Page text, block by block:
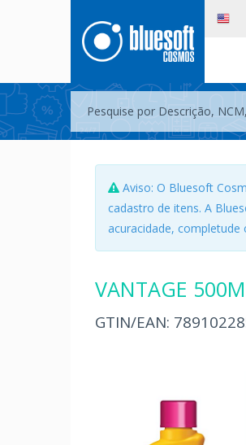
Aviso: O Bluesoft
cadastro de itens. A
acuracidade, completude
VANTAGE
GTIN/EAN: